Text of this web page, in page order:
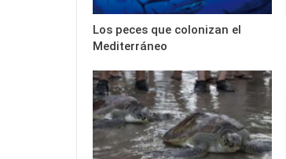
Los peces que colonizan el
Mediterráneo